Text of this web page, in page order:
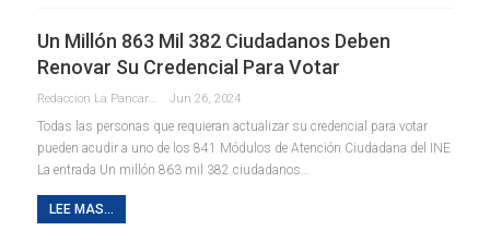
Un Millón 863 Mil 382 Ciudadanos Deben
Renovar Su Credencial Para Votar
Redaccion La Pancarta De Quintana Roo Jun 26, 2024
Todas las personas que requieran actualizar su credencial para votar
pueden acudir a uno de los 841 Módulos de Atención Ciudadana del INE
La entrada Un millón 863 mil 382 ciudadanos…
LEE MAS...